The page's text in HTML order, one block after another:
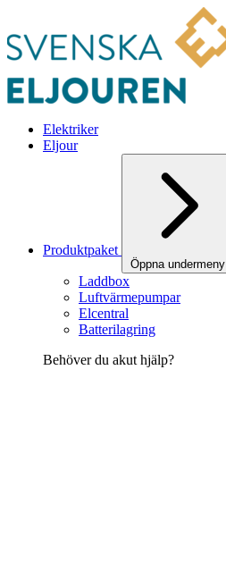
Elektriker
Eljour
Produktpaket
Öppna undermeny
Laddbox
Luftvärmepumpar
Elcentral
Batterilagring
Behöver du akut hjälp?